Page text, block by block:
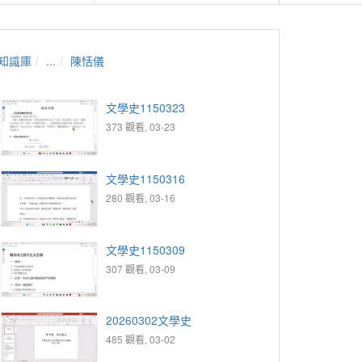
識庫 ... 陳恬儀
文學史1150323
373 觀看, 03-23
文學史1150316
280 觀看, 03-16
文學史1150309
307 觀看, 03-09
20260302文學史
485 觀看, 03-02